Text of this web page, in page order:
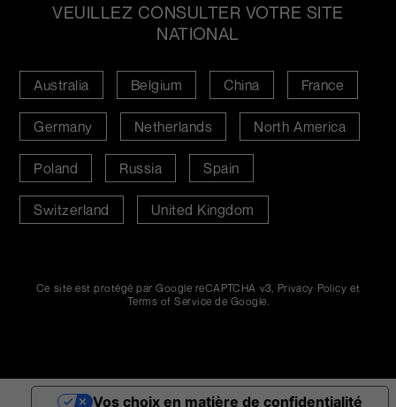
VEUILLEZ CONSULTER VOTRE SITE
NATIONAL
Australia Belgium China France
Germany Netherlands North America
Poland Russia Spain
Switzerland United Kingdom
Ce site est protégé par Google reCAPTCHA v3, Privacy Policy et
Terms of Service de Google.
Vos choix en matière de confidentialité